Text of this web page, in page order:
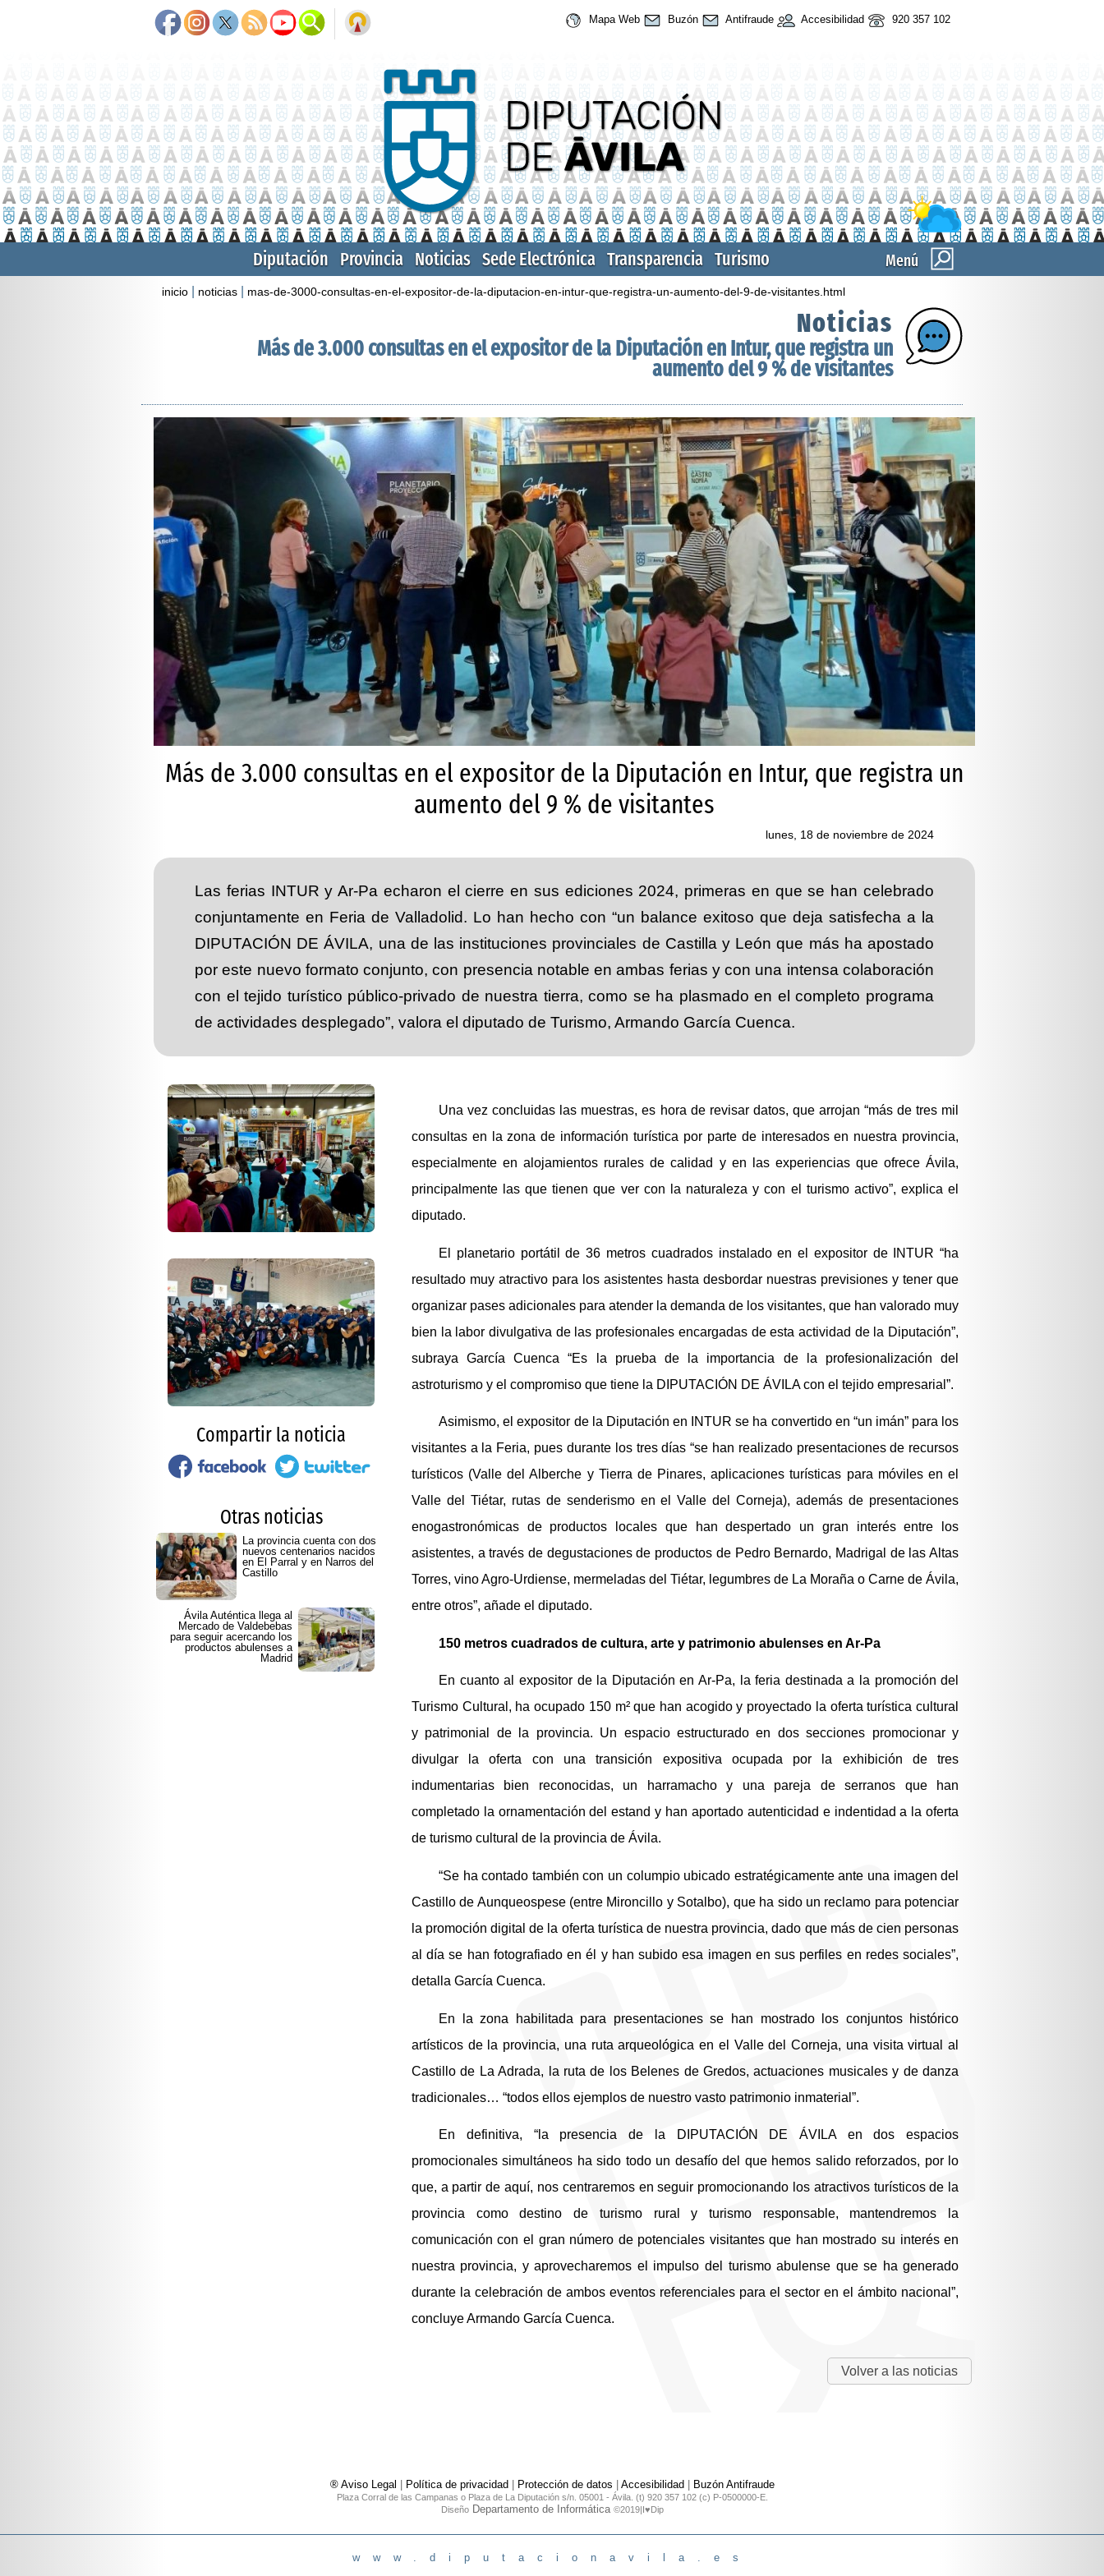
Mapa Web Buzón Antifraude Accesibilidad 920 357 102
Menú
Diputación Provincia Noticias Sede Electrónica Transparencia Turismo
inicio noticias mas-de-3000-consultas-en-el-expositor-de-la-diputacion-en-intur-que-registra-un-aumento-del-9-de-visitantes.html
Noticias
Más de 3.000 consultas en el expositor de la Diputación en Intur, que registra un
aumento del 9 % de visitantes
Más de 3.000 consultas en el expositor de la Diputación en Intur, que registra un
aumento del 9 % de visitantes
lunes, 18 de noviembre de 2024
Las ferias INTUR y Ar-Pa echaron el cierre en sus ediciones 2024, primeras en que se han celebrado
conjuntamente en Feria de Valladolid. Lo han hecho con “un balance exitoso que deja satisfecha a la
DIPUTACIÓN DE ÁVILA, una de las instituciones provinciales de Castilla y León que más ha apostado
por este nuevo formato conjunto, con presencia notable en ambas ferias y con una intensa colaboración
con el tejido turístico público-privado de nuestra tierra, como se ha plasmado en el completo programa
de actividades desplegado”, valora el diputado de Turismo, Armando García Cuenca.
Compartir la noticia
Otras noticias
La provincia cuenta con dos
nuevos centenarios nacidos
en El Parral y en Narros del
Castillo
Ávila Auténtica llega al
Mercado de Valdebebas
para seguir acercando los
productos abulenses a
Madrid
Una vez concluidas las muestras, es hora de revisar datos, que arrojan “más de tres mil
consultas en la zona de información turística por parte de interesados en nuestra provincia,
especialmente en alojamientos rurales de calidad y en las experiencias que ofrece Ávila,
principalmente las que tienen que ver con la naturaleza y con el turismo activo”, explica el
diputado.
El planetario portátil de 36 metros cuadrados instalado en el expositor de INTUR “ha
resultado muy atractivo para los asistentes hasta desbordar nuestras previsiones y tener que
organizar pases adicionales para atender la demanda de los visitantes, que han valorado muy
bien la labor divulgativa de las profesionales encargadas de esta actividad de la Diputación”,
subraya García Cuenca “Es la prueba de la importancia de la profesionalización del
astroturismo y el compromiso que tiene la DIPUTACIÓN DE ÁVILA con el tejido empresarial”.
Asimismo, el expositor de la Diputación en INTUR se ha convertido en “un imán” para los
visitantes a la Feria, pues durante los tres días “se han realizado presentaciones de recursos
turísticos (Valle del Alberche y Tierra de Pinares, aplicaciones turísticas para móviles en el
Valle del Tiétar, rutas de senderismo en el Valle del Corneja), además de presentaciones
enogastronómicas de productos locales que han despertado un gran interés entre los
asistentes, a través de degustaciones de productos de Pedro Bernardo, Madrigal de las Altas
Torres, vino Agro-Urdiense, mermeladas del Tiétar, legumbres de La Moraña o Carne de Ávila,
entre otros”, añade el diputado.
150 metros cuadrados de cultura, arte y patrimonio abulenses en Ar-Pa
En cuanto al expositor de la Diputación en Ar-Pa, la feria destinada a la promoción del
Turismo Cultural, ha ocupado 150 m² que han acogido y proyectado la oferta turística cultural
y patrimonial de la provincia. Un espacio estructurado en dos secciones promocionar y
divulgar la oferta con una transición expositiva ocupada por la exhibición de tres
indumentarias bien reconocidas, un harramacho y una pareja de serranos que han
completado la ornamentación del estand y han aportado autenticidad e indentidad a la oferta
de turismo cultural de la provincia de Ávila.
“Se ha contado también con un columpio ubicado estratégicamente ante una imagen del
Castillo de Aunqueospese (entre Mironcillo y Sotalbo), que ha sido un reclamo para potenciar
la promoción digital de la oferta turística de nuestra provincia, dado que más de cien personas
al día se han fotografiado en él y han subido esa imagen en sus perfiles en redes sociales”,
detalla García Cuenca.
En la zona habilitada para presentaciones se han mostrado los conjuntos histórico
artísticos de la provincia, una ruta arqueológica en el Valle del Corneja, una visita virtual al
Castillo de La Adrada, la ruta de los Belenes de Gredos, actuaciones musicales y de danza
tradicionales… “todos ellos ejemplos de nuestro vasto patrimonio inmaterial”.
En definitiva, “la presencia de la DIPUTACIÓN DE ÁVILA en dos espacios
promocionales simultáneos ha sido todo un desafío del que hemos salido reforzados, por lo
que, a partir de aquí, nos centraremos en seguir promocionando los atractivos turísticos de la
provincia como destino de turismo rural y turismo responsable, mantendremos la
comunicación con el gran número de potenciales visitantes que han mostrado su interés en
nuestra provincia, y aprovecharemos el impulso del turismo abulense que se ha generado
durante la celebración de ambos eventos referenciales para el sector en el ámbito nacional”,
concluye Armando García Cuenca.
Volver a las noticias
® Aviso Legal Política de privacidad Protección de datos Accesibilidad Buzón Antifraude
Plaza Corral de las Campanas o Plaza de La Diputación s/n. 05001 - Ávila. (t) 920 357 102 (c) P-0500000-E.
DiseñoDepartamento de Informática ©2019|I♥Dip
www.diputacionavila.es